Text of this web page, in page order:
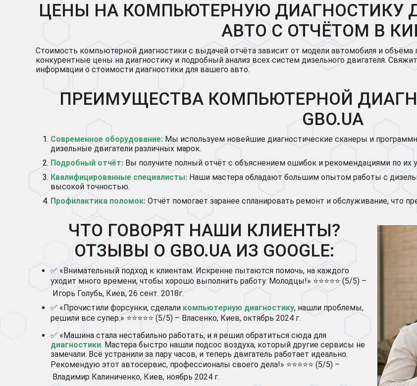
ЦЕНЫ НА КОМПЬЮТЕРНУЮ ДИАГНОСТИКУ
АВТО С ОТЧЁТОМ В
Стоимость компьютерной диагностики с выдачей отчёта зависит от модели автомобиля и
конкурентные цены на диагностику и подробный анализ всех систем дизельного двигателя.
информации о стоимости диагностики для вашего авто.
ПРЕИМУЩЕСТВА КОМПЬЮТЕРНОЙ
GBO.UA
Современное оборудование: Мы используем новейшие диагностические сканеры и
дизельные двигатели различных марок.
Подробный отчёт: Вы получите полный отчёт с объяснением ошибок и рекомендациями по их
Квалифицированные специалисты: Наши мастера обладают большим опытом работы с
высокой точностью.
Профилактика поломок: Отчёт помогает заранее спланировать ремонт и обслуживание, что
ЧТО ГОВОРЯТ НАШИ КЛИЕНТЫ?
ОТЗЫВЫ О GBO.UA ИЗ GOOGLE:
✅ «Внимательный подход к клиентам. Искренне пытаются помочь, на каждого
уходит много времени, чтобы хорошо выполнить работу. Молодцы!» ⭐⭐⭐⭐⭐ (5/5) –
Игорь Голубь, Киев, 26 сент. 2018г.
✅ «Прочистили форсунки, сделали компьютерную диагностику, нашли проблемы,
решили все супер.» ⭐⭐⭐⭐⭐ (5/5) – Власенко, Киев, октябрь 2024 г.
✅ «Машина стала нестабильно работать, и я решил обратиться сюда для
диагностики. Мастера быстро нашли подсос воздуха, который другие сервисы не
замечали. Всё устранили за пару часов, и теперь двигатель работает идеально.
Рекомендую этот автосервис, профессионалы своего дела!» ⭐⭐⭐⭐⭐ (5/5) –
Владимир Калиниченко, Киев, ноябрь 2024 г.